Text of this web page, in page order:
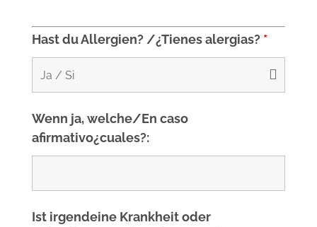
Hast du Allergien? /¿Tienes alergias? *
Wenn ja, welche/En caso
afirmativo¿cuales?:
Ist irgendeine Krankheit oder